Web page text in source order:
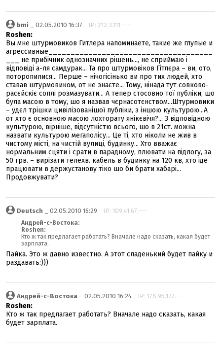
bmi _ 02.05.2010 16:37 IP: 212.3.111.---
Roshen:
Вы мне штурмовиков Гитлера напоминаете, такие же глупые и
агрессивные_____________________________________
___ не прибічник однозначних рішень..., не сприймаю і
відповіді а-ля самдурак... Та про штурмовіков Гітлєра – ви, ото,
поторопилися... Перше – нічогісінько ви про тих людей, хто
ставав штурмовиком, от не знаєте... Тому, нінада тут совково-
расєйскіє соплі розмазувати... А тепер стосовно тої публіки, шо
була масою в тому, шо я назвав чєрнасотєнством...Штурмовики
– удєл трішки цивілізованішої публіки, з іншою культурою...А
от хто є основною масою лохторату янікєвічя?... З відповідною
культурою, вірніше, відсутністю всього, шо в 21ст. можна
назвати культурою мегаполісу... Це ті, хто ніколи не жив в
чистому місті, на чистій вулиці, будинку... Хто вважає
нормальним сцяти і срати в парадному, плювати на підлогу, за
50 грв. – вирізати телехв. кабель в будинку на 120 кв, хто іде
працювати в держустанову тіко шо би брати хабарі...
Продовжувати?
Deutsch _ 02.05.2010 16:29 IP: 109.41.67.---
Андрей-с-Востока:
Roshen:
Кто ж так предлагает работать? Вначале надо сказать, какая будет
зарплата.
Пайка. Это ж давно известно. А этот сладенький будет пайку и
раздавать:)))
Андрей-с-Востока _ 02.05.2010 16:24 IP: 178.95.127.---
Roshen:
Кто ж так предлагает работать? Вначале надо сказать, какая
будет зарплата.